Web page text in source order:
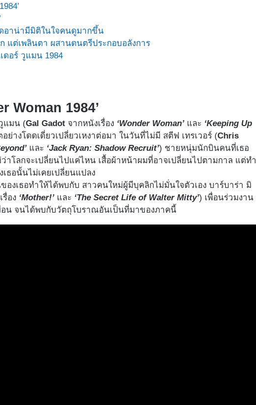
อาน่ามีมิติในใจคนดูมากขึ้น
แต่เพลินตา ผสานดนตรีประกอบอลังการ
ดอร์ วูแมน 1984
Woman 1984’
แมน (Gal Gadot จากหนังเรื่อง ‘Wonder Woman’ และ ‘Keeping Up
ย่างโดดเดี่ยวเปลี่ยวเหงาต่อมา ในวันที่ไม่มี สตีฟ เทรเวอร์ (Chris
และ ‘Jack Ryan: Shadow Recruit’) ชายหนุ่มนักบินคนที่เธอ
าโลกจะเปลี่ยนไปแค่ไหน เสื้อผ้าหน้าผมที่อาจเปลี่ยนไปตามกาล แต่ทำ
ธอนั้นไม่เคยเปลี่ยนแปลง
องเธอทำให้ได้พบกับ สาวคนใหม่ผู้มีบุคลิกไม่มั่นใจตัวเอง บาร์บาร่า มิ
รื่อง ‘Mother!’ และ ‘The Secret Life of Walter Mitty’) เพื่อนร่วมงาน
อน จนได้พบกับวัตถุโบราณอันเป็นที่มาของภาคนี้